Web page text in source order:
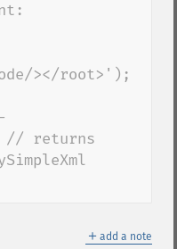
></root>');
// returns
＋ add a note